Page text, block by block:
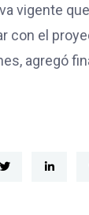
vigente
con el
agregó